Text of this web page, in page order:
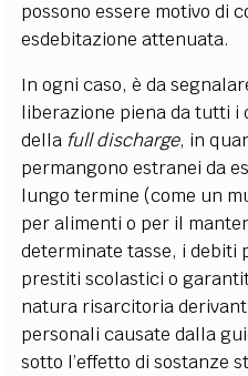
possono essere motivo di
esdebitazione attenuata.
In ogni caso, è da
liberazione piena da tutti i
della full discharge, in
permangono estranei da
lungo termine (come un
per alimenti o per il
determinate tasse, i debiti
prestiti scolastici o
natura risarcitoria
personali causate dalla
sotto l’effetto di sostanze